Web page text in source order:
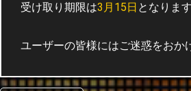
受け取り期限は3月15日 となります
ユーザーの皆様にはご迷惑をおか